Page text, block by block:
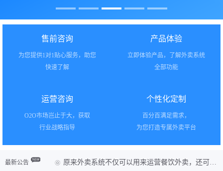
售前咨询
为您提供1对1贴心服务，助您
快速了解
产品体验
立即体验产品，了解外卖系统
全部功能
运营咨询
O2O市场岂止于大，获取
行业战略指导
个性化定制
百分百满足需求，
为您打造专属外卖平台
最新公告 原来外卖系统不仅可以用来运营餐饮外卖，还可以做上门服务和团购业务